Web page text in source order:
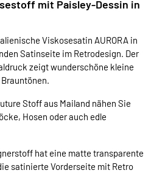
mit Paisley-Dessin in
Viskosesatin AURORA in
Satinseite im Retrodesign. Der
zeigt wunderschöne kleine
Stoff aus Mailand nähen Sie
Hosen oder auch edle
hat eine matte transparente
satinierte Vorderseite mit Retro